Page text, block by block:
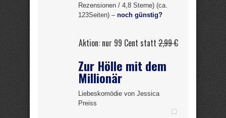
Rezensionen / 4,8 Sterne) (ca.
123Seiten) – noch günstig?
Aktion: nur 99 Cent statt2,99 €
Zur Hölle mit dem
Millionär
Liebeskomödie von Jessica
Preiss